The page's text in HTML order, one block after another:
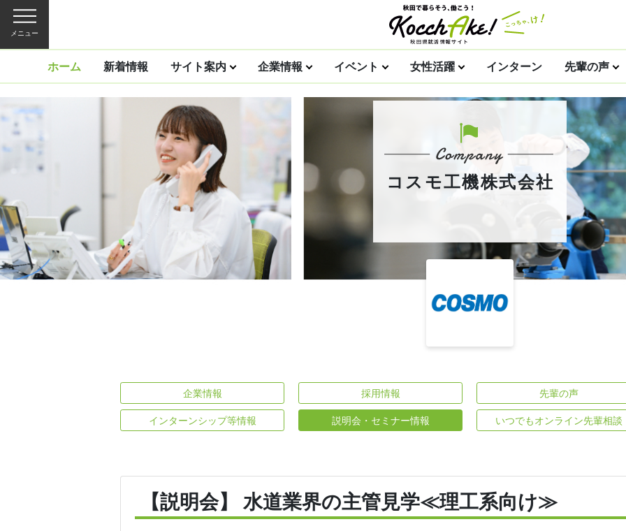
メニュー
ホーム 新着情報 サイト案内 企業情報 イベント 女性活躍 インターン 先輩の声
コスモ工機株式会社
企業情報 採用情報 先輩の声
インターンシップ等情報 説明会・セミナー情報 いつでもオンライン先輩相談
【説明会】 水道業界の主管見学≪理工系向け≫